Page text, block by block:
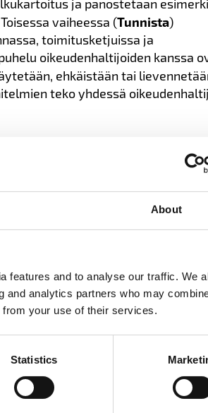
About
features and to analyse our traffic. We
and analytics partners who may
from your use of their services.
Statistics
ja panostetaan
vaiheessa (Tunnista)
toimitusketjuissa ja
oikeudenhaltijoiden kanssa
ehkäistään tai
teko yhdessä
kyselyt ja vaikutustutkimukset